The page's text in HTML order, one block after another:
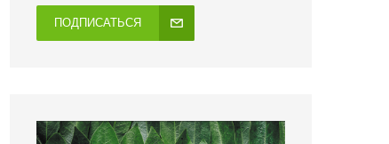
ПОДПИСАТЬСЯ